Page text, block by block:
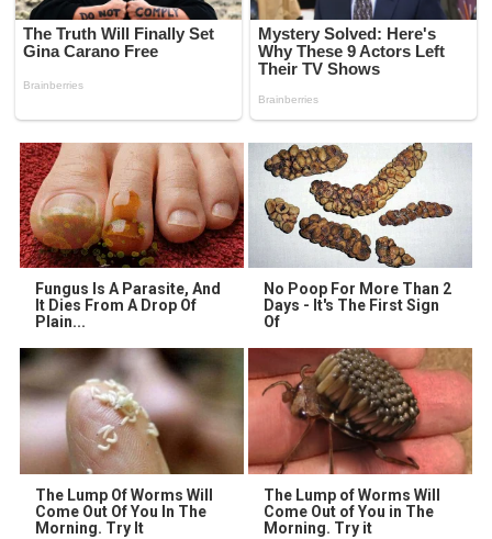
Fungus Is A Parasite, And
It Dies From A Drop Of
Plain...
No Poop For More Than 2
Days - It's The First Sign
Of
The Lump Of Worms Will
Come Out Of You In The
Morning. Try It
The Lump of Worms Will
Come Out of You in The
Morning. Try it